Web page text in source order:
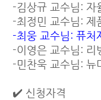
-김상규 교수님: 자
-최정민 교수님: 제
-최웅 교수님: 퓨처
-이영은 교수님: 리
-민찬욱 교수님: 뉴
✔️ 신청자격